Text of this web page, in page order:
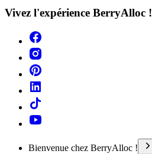
Vivez l'expérience BerryAlloc !
Bienvenue chez BerryAlloc !